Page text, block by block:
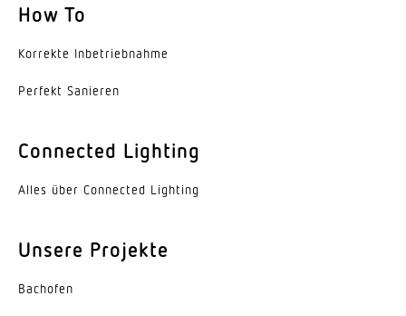
How To
Korrekte Inbe­trieb­nahme
Perfekt Sanieren
Connected Lighting
Alles über Connected Lighting
Unsere Projekte
Bachofen